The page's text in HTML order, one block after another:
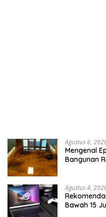
Agustus 6,
Mengenal
Bangunan
Agustus 4,
Bawah 15